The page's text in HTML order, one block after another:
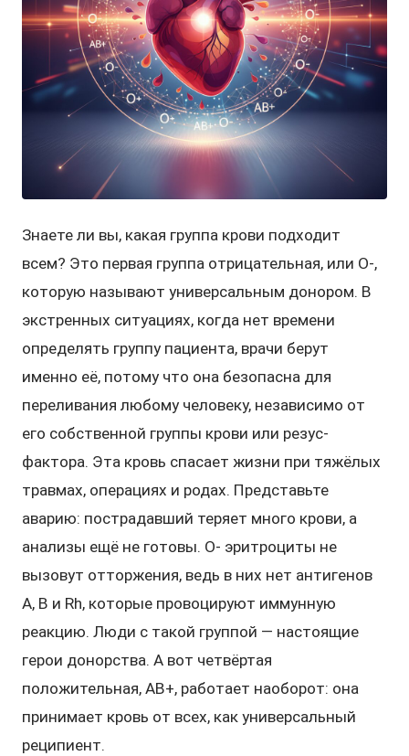
Знаете ли вы, какая группа крови подходит
всем? Это первая группа отрицательная, или O-,
которую называют универсальным донором. В
экстренных ситуациях, когда нет времени
определять группу пациента, врачи берут
именно её, потому что она безопасна для
переливания любому человеку, независимо от
его собственной группы крови или резус-
фактора. Эта кровь спасает жизни при тяжёлых
травмах, операциях и родах. Представьте
аварию: пострадавший теряет много крови, а
анализы ещё не готовы. O- эритроциты не
вызовут отторжения, ведь в них нет антигенов
A, B и Rh, которые провоцируют иммунную
реакцию. Люди с такой группой — настоящие
герои донорства. А вот четвёртая
положительная, AB+, работает наоборот: она
принимает кровь от всех, как универсальный
реципиент.